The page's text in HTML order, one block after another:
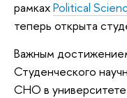
рамкахPolitical
теперь открыта
Важным
Студенческого
СНО в